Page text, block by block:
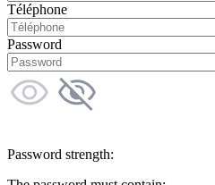
Téléphone
Password
Password strength: